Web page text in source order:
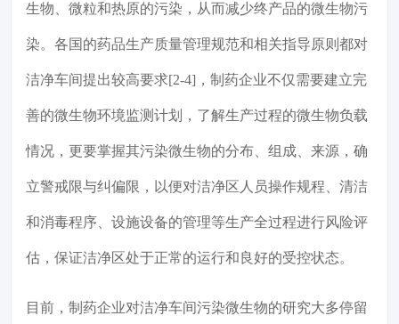
生物、微粒和热原的污染，从而减少终产品的微生物污
染。各国的药品生产质量管理规范和相关指导原则都对
洁净车间提出较高要求[2-4]，制药企业不仅需要建立完
善的微生物环境监测计划，了解生产过程的微生物负载
情况，更要掌握其污染微生物的分布、组成、来源，确
立警戒限与纠偏限，以便对洁净区人员操作规程、清洁
和消毒程序、设施设备的管理等生产全过程进行风险评
估，保证洁净区处于正常的运行和良好的受控状态。
目前，制药企业对洁净车间污染微生物的研究大多停留